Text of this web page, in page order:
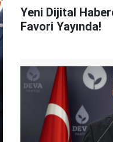
Yeni Dijital
Favori Yayında!